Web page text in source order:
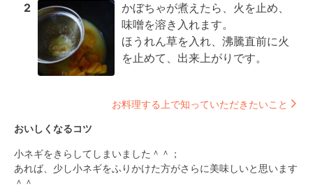
2
かぼちゃが煮えたら、火を止め、
味噌を溶き入れます。
ほうれん草を入れ、沸騰直前に火
を止めて、出来上がりです。
お料理する上で知っていただきたいこと
おいしくなるコツ
小ネギをきらしてしまいました＾＾；
あれば、少し小ネギをふりかけた方がさらに美味しいと思います
＾＾